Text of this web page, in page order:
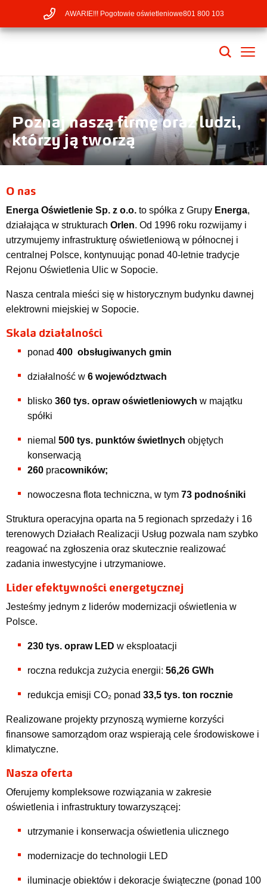
AWARIE!!! Pogotowie oświetleniowe801 800 103
Poznaj naszą firmę oraz ludzi,
którzy ją tworzą
O nas
Energa Oświetlenie Sp. z o.o. to spółka z Grupy Energa,
działająca w strukturach Orlen. Od 1996 roku rozwijamy i
utrzymujemy infrastrukturę oświetleniową w północnej i
centralnej Polsce, kontynuując ponad 40-letnie tradycje
Rejonu Oświetlenia Ulic w Sopocie.
Nasza centrala mieści się w historycznym budynku dawnej
elektrowni miejskiej w Sopocie.
Skala działalności
ponad 400 obsługiwanych gmin
działalność w 6 województwach
blisko 360 tys. oprawoświetleniowych w majątku
spółki
niemal 500 tys. punktów świetlnych objętych
konserwacją
260 pracowników;
nowoczesna flota techniczna, w tym 73 podnośniki
Struktura operacyjna oparta na 5 regionach sprzedaży i 16
terenowych Działach Realizacji Usług pozwala nam szybko
reagować na zgłoszenia oraz skutecznie realizować
zadania inwestycyjne i utrzymaniowe.
Lider efektywności energetycznej
Jesteśmy jednym z liderów modernizacji oświetlenia w
Polsce.
230 tys. opraw LED w eksploatacji
roczna redukcja zużycia energii: 56,26 GWh
redukcja emisji CO₂ ponad 33,5 tys. ton rocznie
Realizowane projekty przynoszą wymierne korzyści
finansowe samorządom oraz wspierają cele środowiskowe i
klimatyczne.
Nasza oferta
Oferujemy kompleksowe rozwiązania w zakresie
oświetlenia i infrastruktury towarzyszącej:
utrzymanie i konserwacja oświetlenia ulicznego
modernizacje do technologii LED
iluminacje obiektów i dekoracje świąteczne (ponad 100